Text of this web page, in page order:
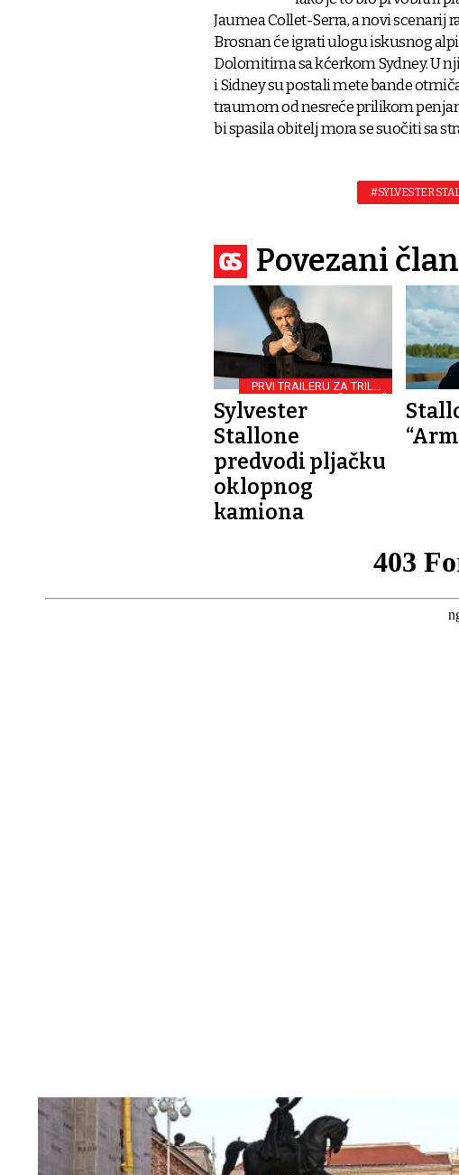
Jaumea Collet-Serra, a novi scenarij
Brosnan će igrati ulogu iskusnog
Dolomitima sa kćerkom Sydney. U
i Sidney su postali mete bande
traumom od nesreće prilikom
bi spasila obitelj mora se suočiti sa
#SYLVESTER
Povezani
PRVI TRAILERU ZA TRILER
“ARMOR”
Sylvester
Stallone
predvodi pljačku
oklopnog
kamiona